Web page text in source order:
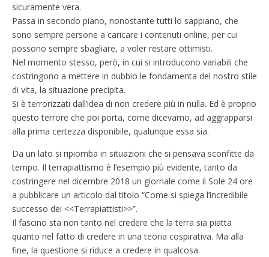
sicuramente vera.
Passa in secondo piano, nonostante tutti lo sappiano, che
sono sempre persone a caricare i contenuti online, per cui
possono sempre sbagliare, a voler restare ottimisti.
Nel momento stesso, però, in cui si introducono variabili che
costringono a mettere in dubbio le fondamenta del nostro stile
di vita, la situazione precipita.
Si è terrorizzati dall’idea di non credere più in nulla. Ed è proprio
questo terrore che poi porta, come dicevamo, ad aggrapparsi
alla prima certezza disponibile, qualunque essa sia.
Da un lato si ripiomba in situazioni che si pensava sconfitte da
tempo. Il terrapiattismo è l’esempio più evidente, tanto da
costringere nel dicembre 2018 un giornale come il Sole 24 ore
a pubblicare un articolo dal titolo “Come si spiega l’incredibile
successo dei <<Terrapiattisti>>”.
Il fascino sta non tanto nel credere che la terra sia piatta
quanto nel fatto di credere in una teoria cospirativa. Ma alla
fine, la questione si riduce a credere in qualcosa.